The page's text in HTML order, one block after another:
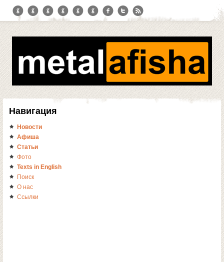
Навигация
Новости
Афиша
Статьи
Фото
Texts in English
Поиск
О нас
Ссылки